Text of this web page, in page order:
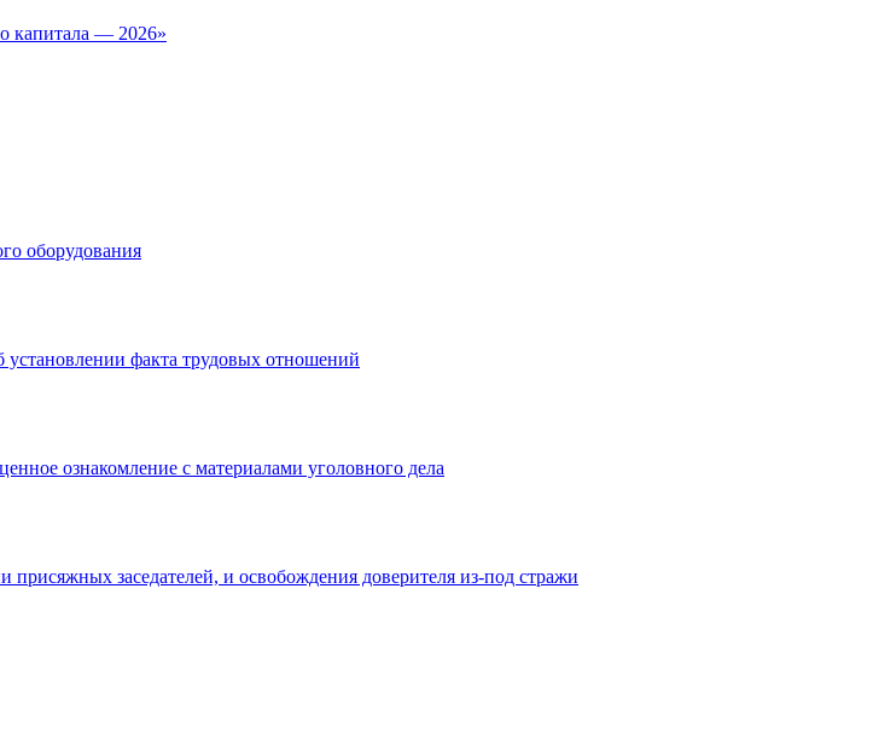
капитала — 2026»
оборудования
установлении факта трудовых отношений
ознакомление с материалами уголовного дела
присяжных заседателей, и освобождения доверителя из-под стражи